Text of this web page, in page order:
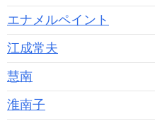
エナメルペイント
江成常夫
慧南
淮南子